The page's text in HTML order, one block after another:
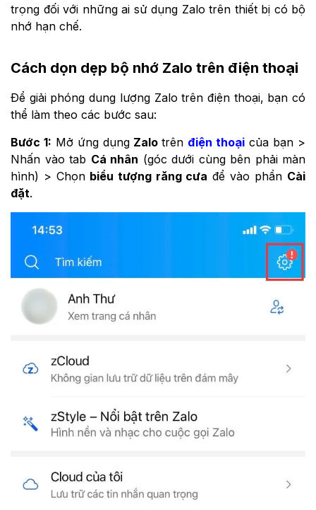
trọng đối với những ai sử dụng Zalo trên thiết bị có bộ
nhớ hạn chế.
Cách dọn dẹp bộ nhớ Zalo trên điện thoại
Để giải phóng dung lượng Zalo trên điện thoại, bạn có
thể làm theo các bước sau:
Bước 1: Mở ứng dụngZalotrên điện thoại của bạn >
Nhấn vào tab Cá nhân (góc dưới cùng bên phải màn
hình) > Chọnbiểu tượng răng cưa để vào phần Cài
đặt.